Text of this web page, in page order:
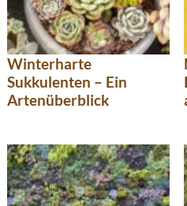
Winterharte
Sukkulenten – Ein
Artenüberblick